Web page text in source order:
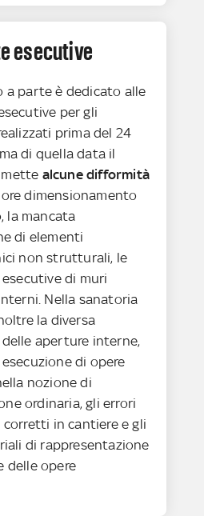
esecutive
a parte è dedicato alle
per gli
prima del 24
di quella data il
alcune difformità
dimensionamento
la mancata
di elementi
non strutturali, le
di muri
Nella sanatoria
la diversa
aperture interne,
di opere
nozione di
ordinaria, gli errori
in cantiere e gli
di rappresentazione
delle opere